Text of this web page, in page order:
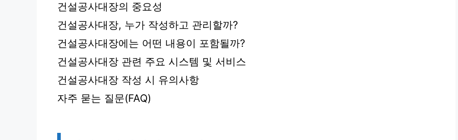
건설공사대장의 중요성
건설공사대장, 누가 작성하고 관리할까?
건설공사대장에는 어떤 내용이 포함될까?
건설공사대장 관련 주요 시스템 및 서비스
건설공사대장 작성 시 유의사항
자주 묻는 질문(FAQ)